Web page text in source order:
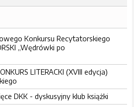
Konkursu Recytatorskiego
„Wędrówki po
LITERACKI (XVIII edycja)
DKK - dyskusyjny klub książki